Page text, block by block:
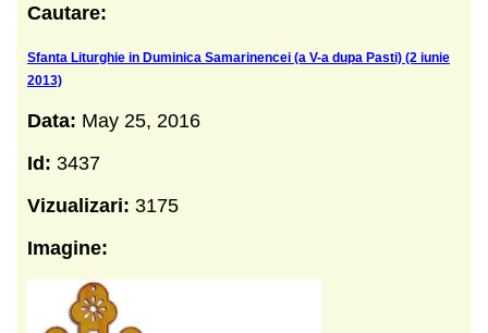
Cautare:
Sfanta Liturghie in Duminica Samarinencei (a V-a dupa Pasti) (2 iunie
2013)
Data: May 25, 2016
Id: 3437
Vizualizari: 3175
Imagine: